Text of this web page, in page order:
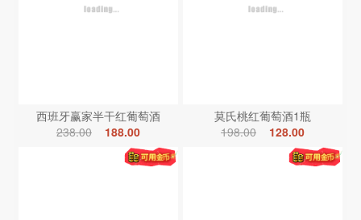
西班牙赢家半干红葡萄酒
238.00
188.00
莫氏桃红葡萄酒1瓶
198.00
128.00